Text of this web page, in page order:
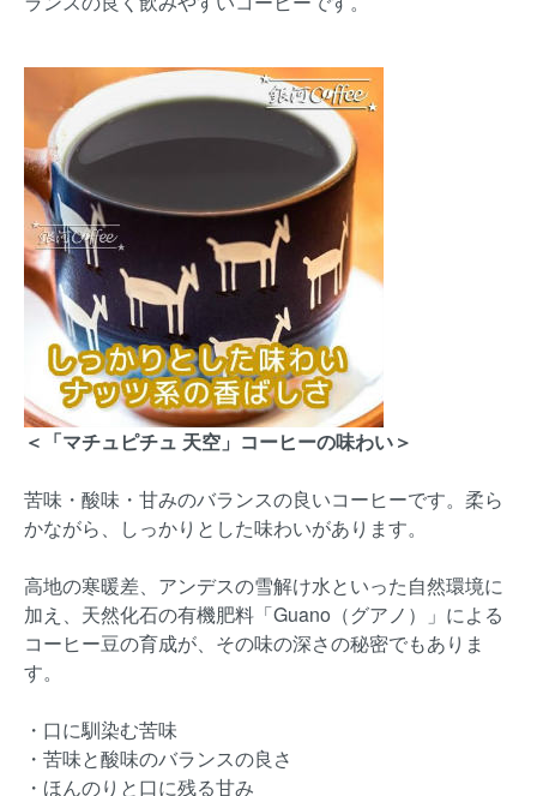
＜「マチュピチュ 天空」コーヒーの味わい＞
苦味・酸味・甘みのバランスの良いコーヒーです。柔ら
かながら、しっかりとした味わいがあります。
高地の寒暖差、アンデスの雪解け水といった自然環境に
加え、天然化石の有機肥料「Guano（グアノ）」による
コーヒー豆の育成が、その味の深さの秘密でもありま
す。
・口に馴染む苦味
・苦味と酸味のバランスの良さ
・ほんのりと口に残る甘み